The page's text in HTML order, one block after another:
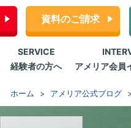
資料のご請求
SERVICE
経験者の方へ
アメリア会員
ホーム アメリア公式ブログ